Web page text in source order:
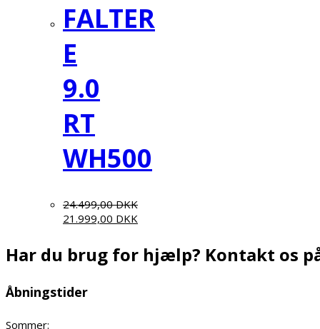
FALTER
E
9.0
RT
WH500
24.499,00DKK
21.999,00 DKK
Har du brug for hjælp? Kontakt os
Åbningstider
Sommer: